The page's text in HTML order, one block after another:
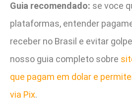
Guia recomendado: se voce
plataformas, entender
receber no Brasil e evitar
nosso guia completo sobre
que pagam em dolar e
via Pix.